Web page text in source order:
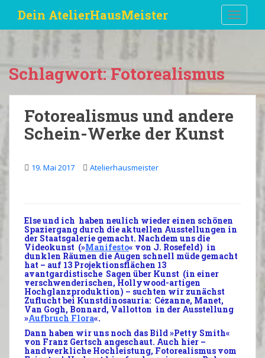
i
o
n
Dein AtelierHausMeister
Schlagwort: Fotorealismus
Fotorealismus und andere
Schein-Werke der Kunst
19. Mai 2017 Atelierhausmeister
Else und ich haben neulich wieder einen schönen
Spaziergang durch die aktuellen Ausstellungen in
der Staatsgalerie gemacht. Nachdem uns die
Videokunst (»Manifesto« von J. Rosefeld) in
dunklen Räumen die Augen schnell müde gemacht
hat – auf 13 Projektionsflächen 13
avantgardistische Sagen über Kunst (in einer
verschwenderischen, Hollywood-artigen
Hochglanzproduktion) – suchten wir zunächst
Zuflucht bei Kunstdinosauria: Cézanne, Manet,
Van Gogh, Bonnard, Vallotton in der Ausstellung
»Aufbruch Flora«.
Dann haben wir uns noch das Bild »Petty Smith«
von Franz Gertsch angeschaut. Auch hier –
handwerkliche Hochleistung, Fotorealismus vom